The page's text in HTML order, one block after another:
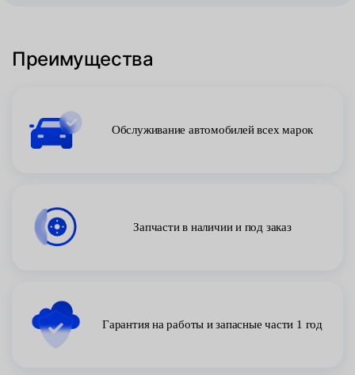
Преимущества
Обслуживание автомобилей всех марок
Запчасти в наличии и под заказ
Гарантия на работы и запасные части 1 год